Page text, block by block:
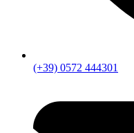
(+39) 0572 444301